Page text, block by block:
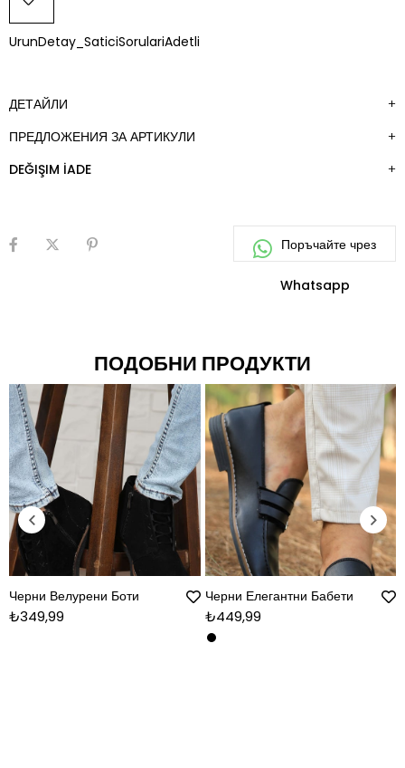
КЪМ
UrunDetay_SaticiSorulariAdetli
ДЕТАЙЛИ
ПРЕДЛОЖЕНИЯ ЗА АРТИКУЛИ
DEĞIŞIM İADE
ПОДОБНИ ПРОДУКТИ
Черни Велурени Боти
₺349,99
Черни Елегантни Бабети
₺449,99